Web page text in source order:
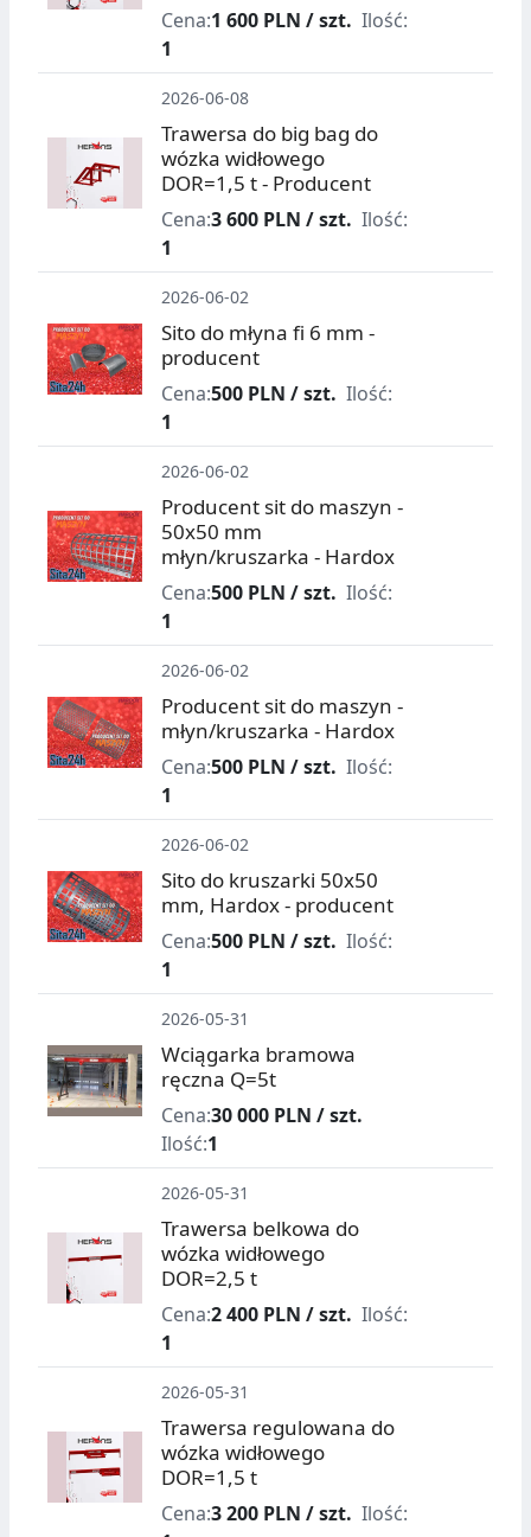
Cena:1 600 PLN / szt. Ilość:
1
2026-06-08
Trawersa do big bag do
wózka widłowego
DOR=1,5 t - Producent
Cena:3 600 PLN / szt. Ilość:
1
2026-06-02
Sito do młyna fi 6 mm -
producent
Cena:500 PLN / szt. Ilość:
1
2026-06-02
Producent sit do maszyn -
50x50 mm
młyn/kruszarka - Hardox
Cena:500 PLN / szt. Ilość:
1
2026-06-02
Producent sit do maszyn -
młyn/kruszarka - Hardox
Cena:500 PLN / szt. Ilość:
1
2026-06-02
Sito do kruszarki 50x50
mm, Hardox - producent
Cena:500 PLN / szt. Ilość:
1
2026-05-31
Wciągarka bramowa
ręczna Q=5t
Cena:30 000 PLN / szt.
Ilość:1
2026-05-31
Trawersa belkowa do
wózka widłowego
DOR=2,5 t
Cena:2 400 PLN / szt. Ilość:
1
2026-05-31
Trawersa regulowana do
wózka widłowego
DOR=1,5 t
Cena:3 200 PLN / szt. Ilość: